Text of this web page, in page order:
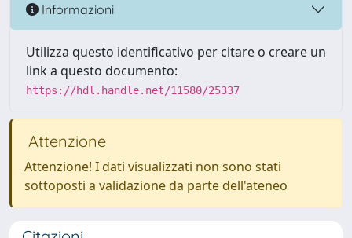
Informazioni
Utilizza questo identificativo per citare o creare un
link a questo documento:
https://hdl.handle.net/11580/25337
Attenzione
Attenzione! I dati visualizzati non sono stati
sottoposti a validazione da parte dell'ateneo